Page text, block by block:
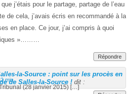
j’étais pour le partage, partage de l’eau
de cela, j’avais écris en recommandé à la
en place. Ce jour, j’ai compris à quoi
»………
Répondre
la-Source : point sur les procès en
de Salles-la-Source ! dit :
min
(28 janvier 2015) […]